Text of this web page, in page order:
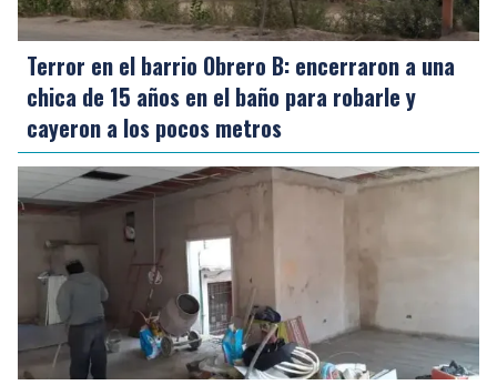
Terror en el barrio Obrero B: encerraron a una
chica de 15 años en el baño para robarle y
cayeron a los pocos metros